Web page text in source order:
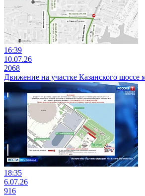
16:39
10.07.26
2068
Движение на участке Казанского
18:35
6.07.26
916